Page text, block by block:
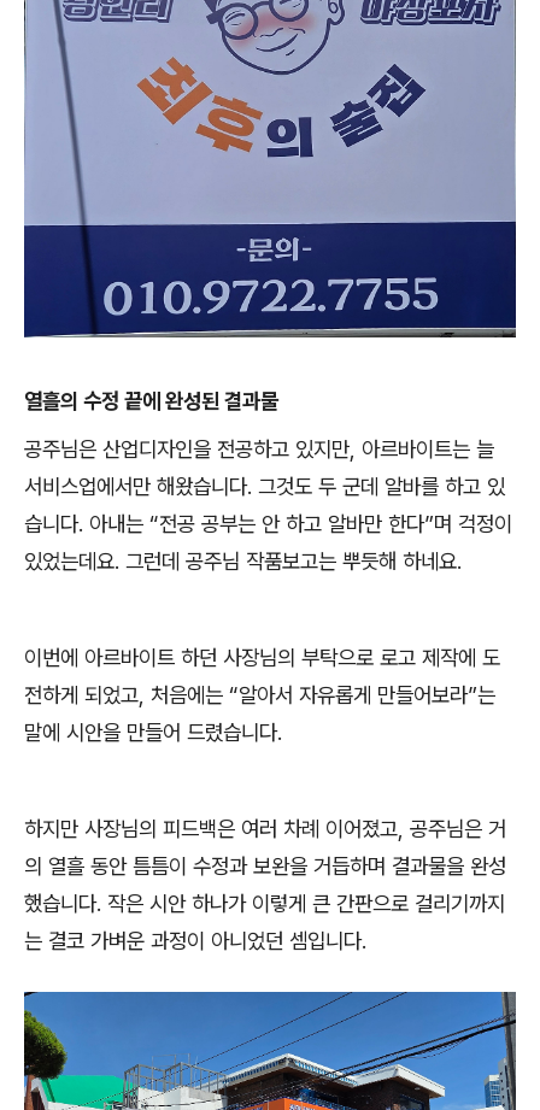
열흘의 수정 끝에 완성된 결과물
공주님은 산업디자인을 전공하고 있지만 아르바이트는 늘
서비스업에서만 해왔습니다. 그것도 두 군데 알바를 하고 있
습니다. 아내는 “전공 공부는 안 하고 알바만 한다”며 걱정이
있었는데요. 그런데 공주님 작품보고는 뿌듯해 하네요.
이번에 아르바이트 하던 사장님의 부탁으로 로고 제작에 도
전하게 되었고 처음에는 “알아서 자유롭게 만들어보라”는
말에 시안을 만들어 드렸습니다.
하지만 사장님의 피드백은 여러 차례 이어졌고 공주님은 거
의 열흘 동안 틈틈이 수정과 보완을 거듭하며 결과물을 완성
했습니다. 작은 시안 하나가 이렇게 큰 간판으로 걸리기까지
는 결코 가벼운 과정이 아니었던 셈입니다.